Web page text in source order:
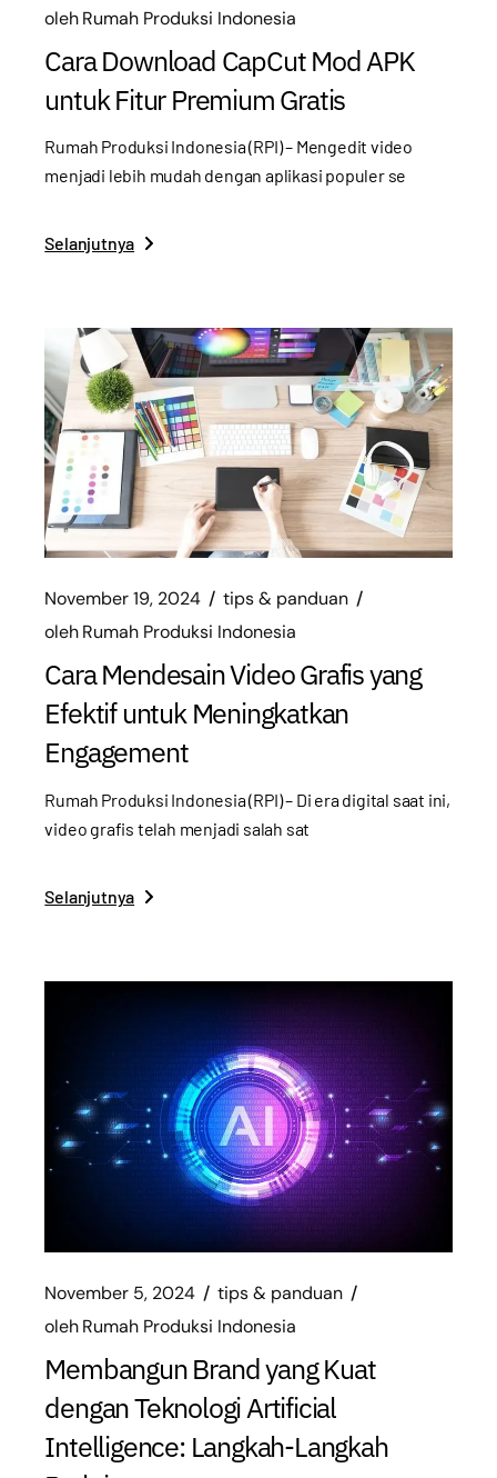
olehRumah Produksi Indonesia
Cara Download CapCut Mod APK
untuk Fitur Premium Gratis
Rumah Produksi Indonesia (RPI) – Mengedit video
menjadi lebih mudah dengan aplikasi populer se
Selanjutnya
November 19, 2024
tips & panduan
olehRumah Produksi Indonesia
Cara Mendesain Video Grafis yang
Efektif untuk Meningkatkan
Engagement
Rumah Produksi Indonesia (RPI) – Di era digital saat ini,
video grafis telah menjadi salah sat
Selanjutnya
November 5, 2024
tips & panduan
olehRumah Produksi Indonesia
Membangun Brand yang Kuat
dengan Teknologi Artificial
Intelligence: Langkah-Langkah